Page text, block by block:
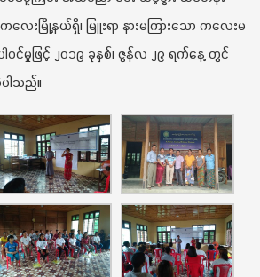
ေးမြို့နယ်ရှိ၊ မြူးရာ နားမကြားသော ကလေးမ
ပါဝင်မှုဖြင့် ၂၀၁၉ ခုနှစ်၊ ဇွန်လ ၂၉ ရက်နေ့ တွင်
ါသည်။